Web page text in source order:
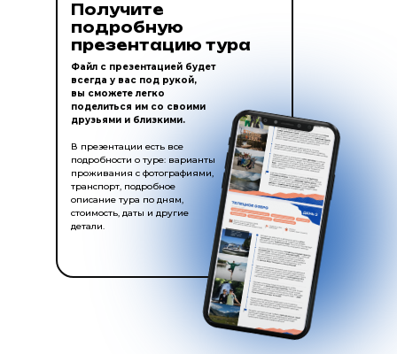
Получите
подробную
презентацию тура
Файл с презентацией будет
всегда у вас под рукой,
вы сможете легко
поделиться им со своими
друзьями и близкими.
В презентации есть все
подробности о туре: варианты
проживания с фотографиями,
транспорт, подробное
описание тура по дням,
стоимость, даты и другие
детали.